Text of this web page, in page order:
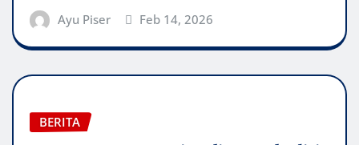
Ayu Piser Feb 14, 2026
BERITA